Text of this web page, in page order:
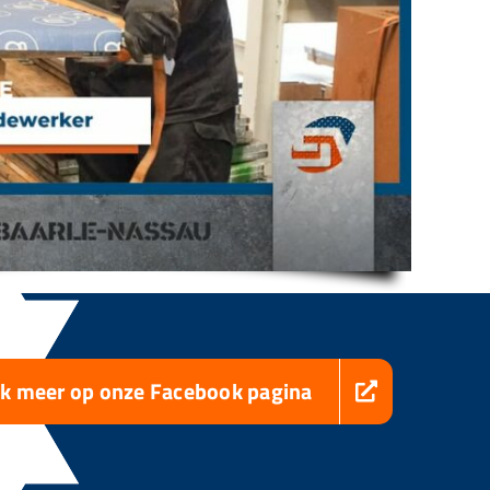
meer op onze Facebook pagina